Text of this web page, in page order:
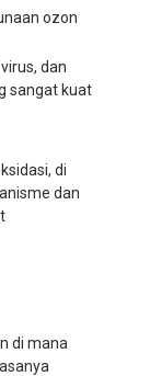
ozon
dan
sangat kuat
di
dan
di mana